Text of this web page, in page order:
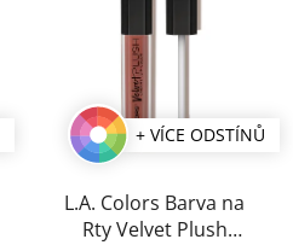
+ VÍCE ODSTÍNŮ
L.A. Colors Barva na
Rty Velvet Plush